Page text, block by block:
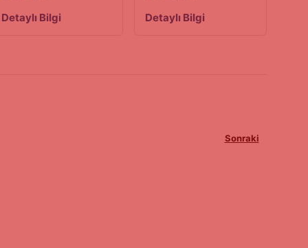
Detaylı Bilgi Detaylı Bilgi
Sonraki